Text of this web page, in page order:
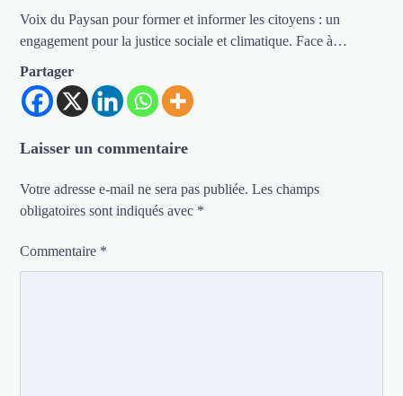
Voix du Paysan pour former et informer les citoyens : un
engagement pour la justice sociale et climatique. Face à…
Partager
Laisser un commentaire
Votre adresse e-mail ne sera pas publiée. Les champs
obligatoires sont indiqués avec *
Commentaire *